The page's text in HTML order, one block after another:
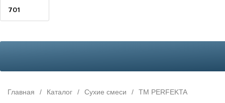
Главная / Каталог / Сухие смеси / TM PERFEKTA